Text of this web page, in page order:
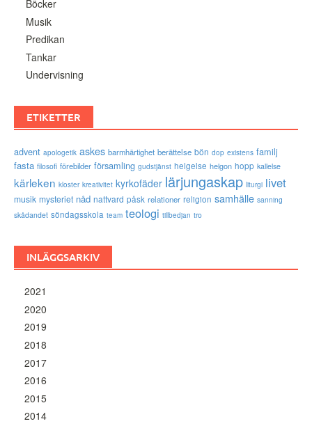
Böcker
Musik
Predikan
Tankar
Undervisning
ETIKETTER
advent apologetik askes barmhärtighet berättelse bön dop existens familj
fasta filosofi förebilder församling gudstjänst helgelse helgon hopp kallelse
kärleken kloster kreativitet kyrkofäder lärjungaskap liturgi livet
musik mysteriet nåd nattvard påsk relationer religion samhälle sanning
skådandet söndagsskola team teologi tillbedjan tro
INLÄGGSARKIV
2021
2020
2019
2018
2017
2016
2015
2014